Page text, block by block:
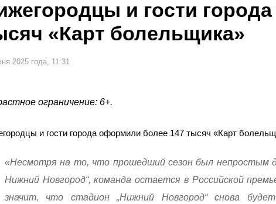
и гости
«Карт болельщика»
2025 года, 11:31
ограничение: 6+.
и гости города оформили более 147 тысяч «Карт
«Несмотря на то, что прошедший сезон был непростым
Нижний Новгород“, команда остается в Российской
значит, что стадион „Нижний Новгород“ снова